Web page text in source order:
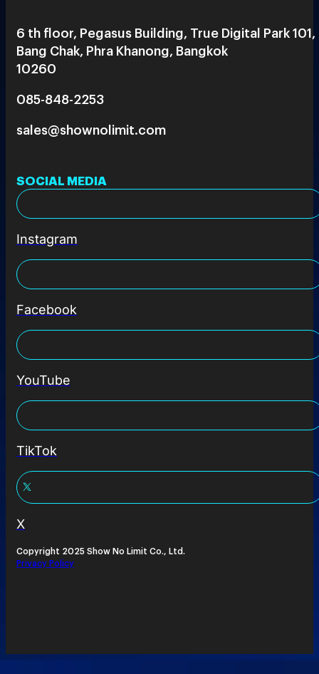
6 th floor, Pegasus Building, True Digital Park 101,
Bang Chak, Phra Khanong, Bangkok
10260
085-848-2253
sales@shownolimit.com
SOCIAL MEDIA
Instagram
Facebook
YouTube
TikTok
X
Copyright 2025 Show No Limit Co., Ltd.
Privacy Policy